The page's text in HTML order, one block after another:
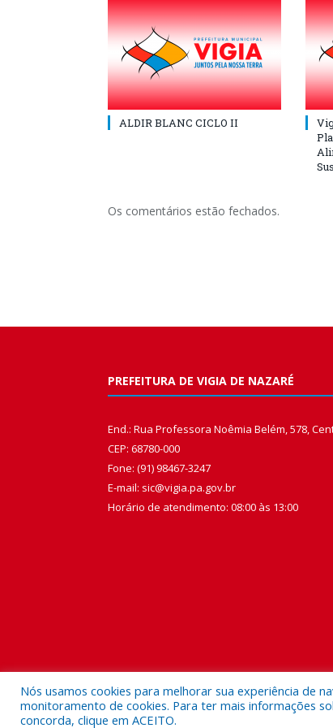
ALDIR BLANC CICLO II
Os comentários estão fechados.
PREFEITURA DE VIGIA DE NAZARÉ
End.: Rua Professora Noêmia Belém, 578,
CEP: 68780-000
Fone: (91) 98467-3247
E-mail: sic@vigia.pa.gov.br
Horário de atendimento: 08:00 às 13:00
Todos os direitos reservados a Prefeitura
Nós usamos cookies para melhorar sua experiência de
monitoramento de cookies. Para ter mais informações
concorda, clique em ACEITO.